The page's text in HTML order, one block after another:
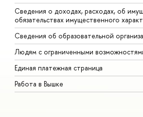
Сведения о доходах, расходах, об
обязательствах имущественного
Сведения об образовательной
Людям с ограниченными
Единая платежная страница
Работа в Вышке